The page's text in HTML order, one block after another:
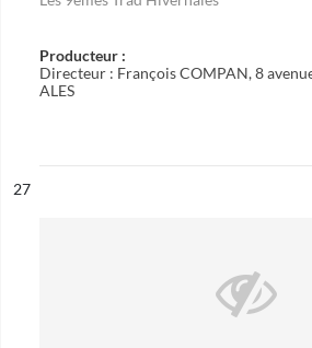
Producteur :
Directeur : François COMPAN, 8
ALES
n°
27